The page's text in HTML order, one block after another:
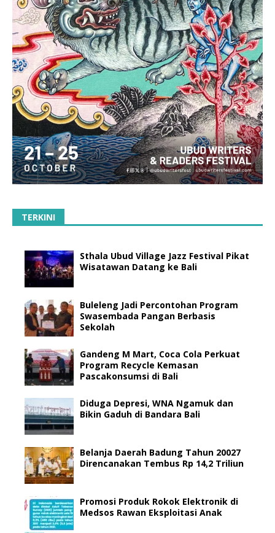
TERKINI
Sthala Ubud Village Jazz Festival Pikat
Wisatawan Datang ke Bali
Buleleng Jadi Percontohan Program
Swasembada Pangan Berbasis
Sekolah
Gandeng M Mart, Coca Cola Perkuat
Program Recycle Kemasan
Pascakonsumsi di Bali
Diduga Depresi, WNA Ngamuk dan
Bikin Gaduh di Bandara Bali
Belanja Daerah Badung Tahun 20027
Direncanakan Tembus Rp 14,2 Triliun
Promosi Produk Rokok Elektronik di
Medsos Rawan Eksploitasi Anak